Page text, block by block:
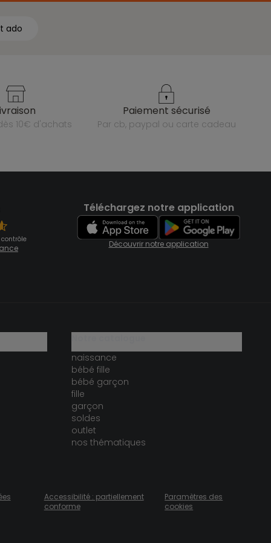
ado
livraison
10€ d'achats
paiement sécurisé
par cb, paypal ou carte cadeau
Téléchargez notre application
Découvrir notre application
naissance
bébé fille
bébé garçon
fille
garçon
soldes
outlet
nos thématiques
Accessibilité : partiellement
conforme
Paramètres des
cookies